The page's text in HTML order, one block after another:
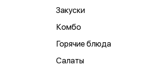
Закуски
Комбо
Горячие блюда
Салаты